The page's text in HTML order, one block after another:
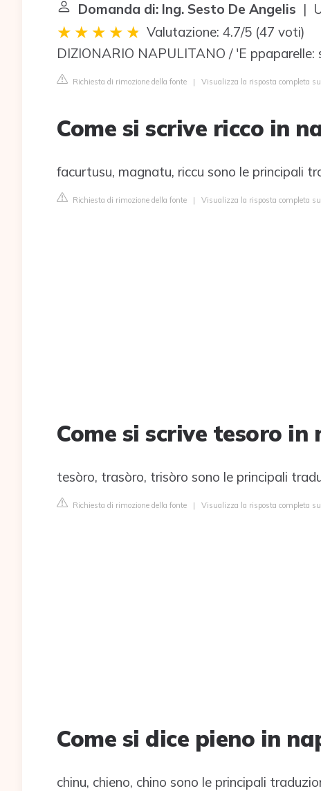
Domanda di: Ing. Sesto De Angelis |
Valutazione: 4.7/5 (47 voti)
DIZIONARIO NAPULITANO / 'E ppaparelle:
Richiesta di rimozione della fonte | Visualizza la risposta completa
Come si scrive ricco in
facurtusu, magnatu, riccu sono le principali
Richiesta di rimozione della fonte | Visualizza la risposta completa
Come si scrive tesoro in
tesòro, trasòro, trisòro sono le principali
Richiesta di rimozione della fonte | Visualizza la risposta completa
Come si dice pieno in
chinu, chieno, chino sono le principali